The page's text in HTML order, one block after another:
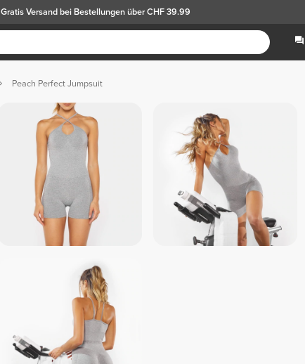
Gratis Versandbei Bestellungen über CHF 39.99
Peach Perfect Jumpsuit